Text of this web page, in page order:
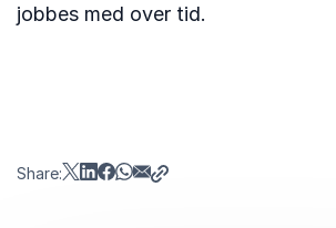
jobbes med over tid.
Share: